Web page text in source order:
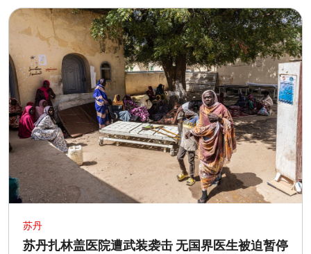
苏丹
苏丹扎林盖医院遭武装袭击 无国界医生被迫暂停